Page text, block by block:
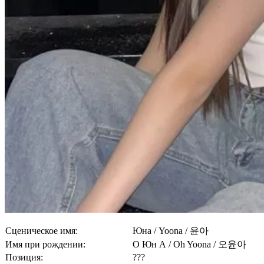
Сценическое имя:
Юна / Yoona / 윤아
Имя при рождении:
О Юн А / Oh Yoona / 오윤아
Позиция:
???